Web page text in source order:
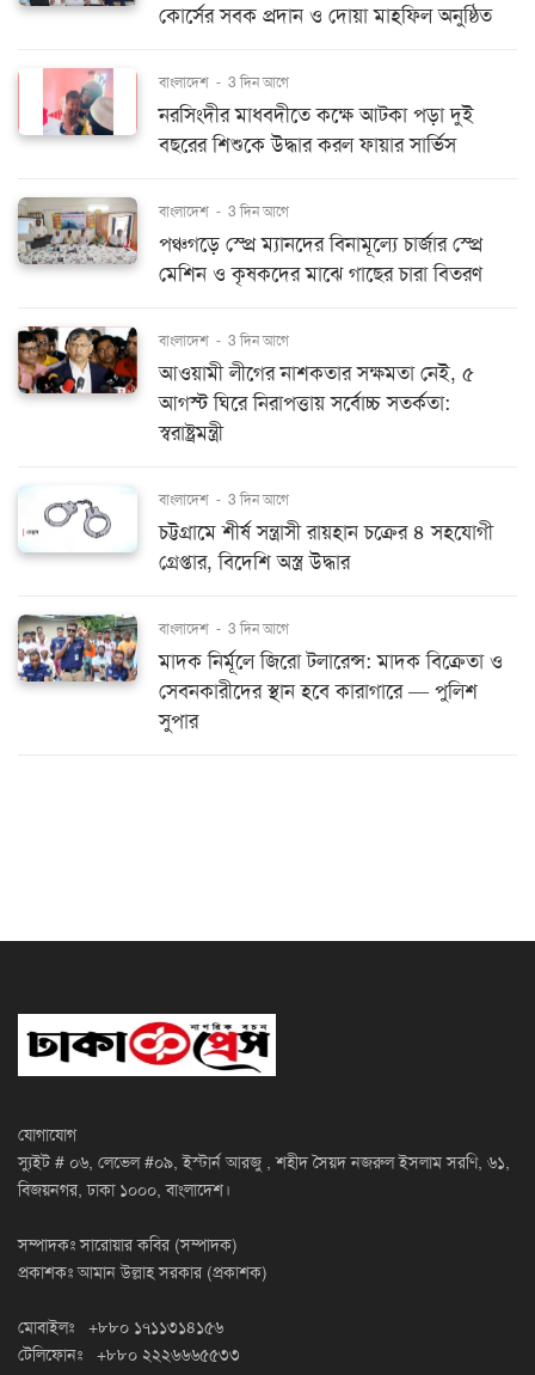
কোর্সের সবক প্রদান ও দোয়া মাহফিল অনুষ্ঠিত
বাংলাদেশ - 3 দিন আগে
নরসিংদীর মাধবদীতে কক্ষে আটকা পড়া দুই
বছরের শিশুকে উদ্ধার করল ফায়ার সার্ভিস
বাংলাদেশ - 3 দিন আগে
পঞ্চগড়ে স্প্রে ম্যানদের বিনামূল্যে চার্জার স্প্রে
মেশিন ও কৃষকদের মাঝে গাছের চারা বিতরণ
বাংলাদেশ - 3 দিন আগে
আওয়ামী লীগের নাশকতার সক্ষমতা নেই, ৫
আগস্ট ঘিরে নিরাপত্তায় সর্বোচ্চ সতর্কতা:
স্বরাষ্ট্রমন্ত্রী
বাংলাদেশ - 3 দিন আগে
চট্টগ্রামে শীর্ষ সন্ত্রাসী রায়হান চক্রের ৪ সহযোগী
গ্রেপ্তার, বিদেশি অস্ত্র উদ্ধার
বাংলাদেশ - 3 দিন আগে
মাদক নির্মূলে জিরো টলারেন্স: মাদক বিক্রেতা ও
সেবনকারীদের স্থান হবে কারাগারে — পুলিশ
সুপার
যোগাযোগ
স্যুইট # ০৬, লেভেল #০৯, ইস্টার্ন আরজু , শহীদ সৈয়দ নজরুল ইসলাম সরণি, ৬১,
বিজয়নগর, ঢাকা ১০০০, বাংলাদেশ।
সম্পাদকঃ সারোয়ার কবির (সম্পাদক)
প্রকাশকঃ আমান উল্লাহ সরকার (প্রকাশক)
মোবাইলঃ +৮৮০ ১৭১১৩১৪১৫৬
টেলিফোনঃ +৮৮০ ২২২৬৬৬৫৫৩৩